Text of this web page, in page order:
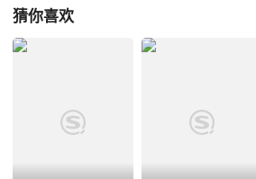
猜你喜欢